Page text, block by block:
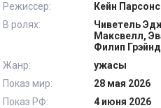
бесконечными коридорами
с ними на каждом углу.
другой реальности.
Режиссер:
Кейн Парсонс
В ролях:
Чиветель
Максвелл,
Филип
Жанр:
ужасы
Показ мир:
28 мая 2026
Показ РФ:
4 июня 2026